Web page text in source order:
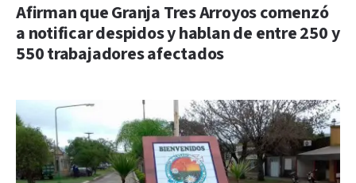
Afirman que Granja Tres Arroyos comenzó
a notificar despidos y hablan de entre 250 y
550 trabajadores afectados